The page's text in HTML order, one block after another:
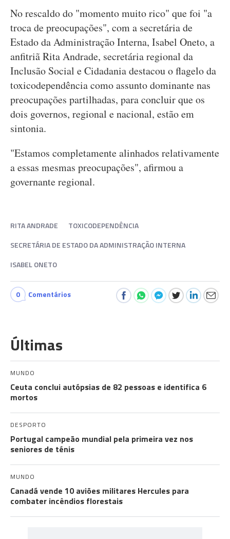
No rescaldo do "momento muito rico" que foi "a
troca de preocupações", com a secretária de
Estado da Administração Interna, Isabel Oneto, a
anfitriã Rita Andrade, secretária regional da
Inclusão Social e Cidadania destacou o flagelo da
toxicodependência como assunto dominante nas
preocupações partilhadas, para concluir que os
dois governos, regional e nacional, estão em
sintonia.
"Estamos completamente alinhados relativamente
a essas mesmas preocupações", afirmou a
governante regional.
RITA ANDRADE
TOXICODEPENDÊNCIA
SECRETÁRIA DE ESTADO DA ADMINISTRAÇÃO INTERNA
ISABEL ONETO
0 Comentários
Últimas
MUNDO
Ceuta conclui autópsias de 82 pessoas e identifica 6
mortos
DESPORTO
Portugal campeão mundial pela primeira vez nos
seniores de ténis
MUNDO
Canadá vende 10 aviões militares Hercules para
combater incêndios florestais